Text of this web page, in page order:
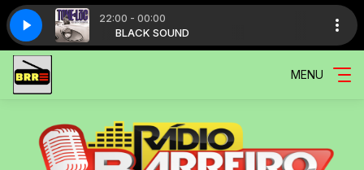
22:00 - 00:00
BLACK SOUND
medina Tone loc - funky cold medina
MENU